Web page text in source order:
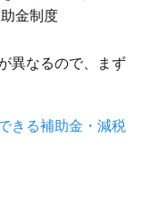
金制度
異なるので、まず
きる補助金・減税